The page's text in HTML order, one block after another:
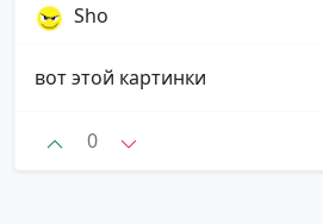
Sho
вот этой картинки
0